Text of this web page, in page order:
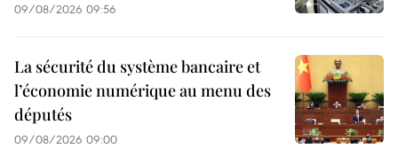
09/08/2026 09:56
La sécurité du système bancaire et
l’économie numérique au menu des
députés
09/08/2026 09:00